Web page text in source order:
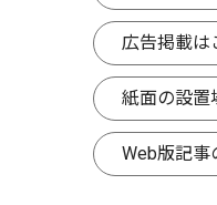
広告掲載は
紙面の設置
Web版記事